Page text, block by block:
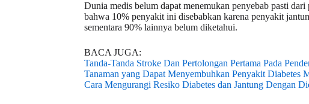
Dunia medis belum dapat menemukan penyebab pasti
bahwa 10% penyakit ini disebabkan karena penyakit
sementara 90% lainnya belum diketahui.
BACA JUGA:
Tanda-Tanda Stroke Dan Pertolongan Pertama Pada
Tanaman yang Dapat Menyembuhkan Penyakit Diabetes
Cara Mengurangi Resiko Diabetes dan Jantung Dengan